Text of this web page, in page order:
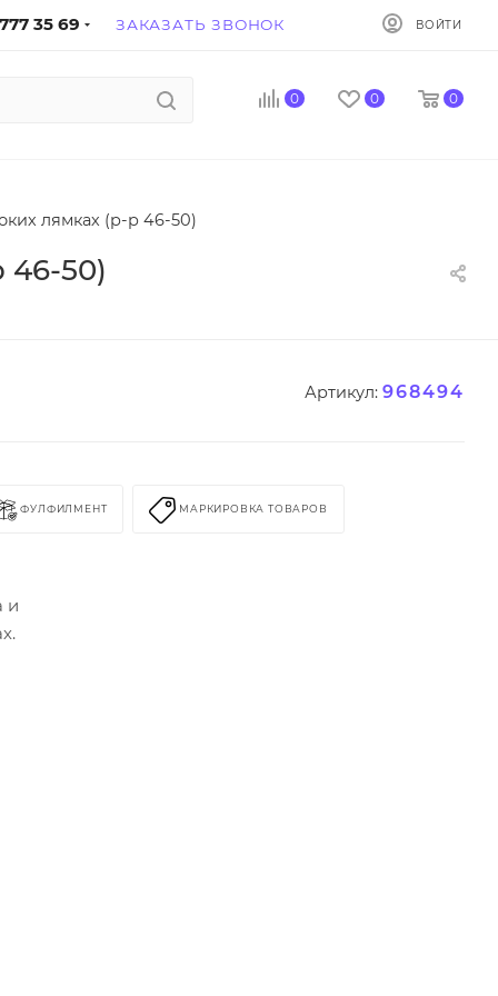
35 69 ЗАКАЗАТЬ ЗВОНОК ВОЙТИ
0 0 0
лямках (р-р 46-50)
50)
Артикул: 968494
ФУЛФИЛМЕНТ МАРКИРОВКА ТОВАРОВ
и